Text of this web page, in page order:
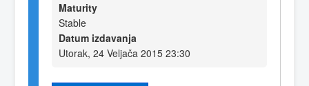
Maturity
Stable
Datum izdavanja
Utorak, 24 Veljača 2015 23:30